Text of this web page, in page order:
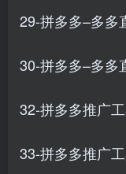
29-拼多多–多多
30-拼多多–多多
32-拼多多推广
33-拼多多推广